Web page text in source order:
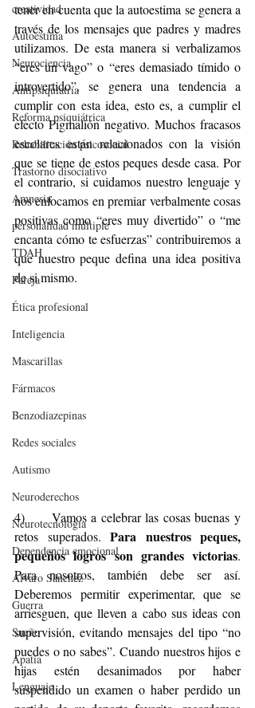
creatividad
Autoestima
Neurociencia
Antipsiquiatría
Reforma psiquiátrica
Rehabilitación psicosocial
Trastorno disociativo
Amnesia
personalidad múltiple
TDAH
Pareja
Ética profesional
Inteligencia
Mascarillas
Fármacos
Benzodiazepinas
Redes sociales
Autismo
Neuroderechos
Neurotecnología
Dependencia emocional
Alvaro Sánchez
Guerra
Sueño
Apatía
Lenguaje
tener en cuenta que la autoestima se genera a
través de los mensajes que padres y madres
utilizamos. De esta manera si verbalizamos
“eres un vago” o “eres demasiado tímido o
introvertido”, se genera una tendencia a
cumplir con esta idea, esto es, a cumplir el
efecto Pigmalión negativo. Muchos fracasos
escolares están relacionados con la visión
que se tiene de estos peques desde casa. Por
el contrario, si cuidamos nuestro lenguaje y
nos enfocamos en premiar verbalmente cosas
positivas como “eres muy divertido” o “me
encanta cómo te esfuerzas” contribuiremos a
que nuestro peque defina una idea positiva
de si mismo.
4)      Vamos a celebrar las cosas buenas y
retos superados. Para nuestros peques,
pequeños logros son grandes victorias.
Para nosotros, también debe ser así.
Deberemos permitir experimentar, que se
arriesguen, que lleven a cabo sus ideas con
supervisión, evitando mensajes del tipo “no
puedes o no sabes”. Cuando nuestros hijos e
hijas estén desanimados por haber
suspendido un examen o haber perdido un